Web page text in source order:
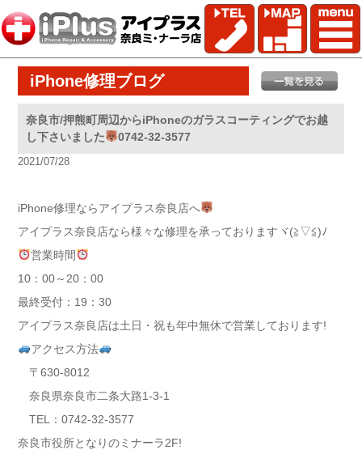
iPhone修理ブログ
奈良市/押熊町周辺からiPhoneのガラスコーティングでお越
し下さいました
0742-32-3577
2021/07/28
iPhone修理ならアイプラス奈良店へ
アイプラス奈良店なら様々な修理を承っておりますヾ(≧▽≦)ﾉ
営業時間
10：00～20：00
最終受付：19：30
アイプラス奈良店は土日・祝も年中無休で営業しております!
アクセス方法
〒630-8012
奈良県奈良市二条大路1-3-1
TEL：0742-32-3577
奈良市役所となりのミナーラ2F!